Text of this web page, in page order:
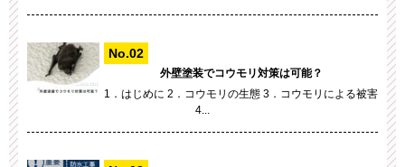
外壁塗装でコウモリ対策は可能？
1．はじめに 2．コウモリの生態 3．コウモリによる被害
4...